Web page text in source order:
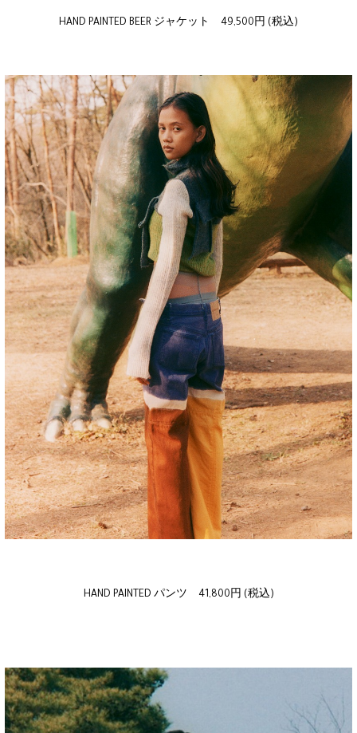
HAND PAINTED BEER ジャケット 49,500円 (税込)
HAND PAINTED パンツ 41,800円 (税込)